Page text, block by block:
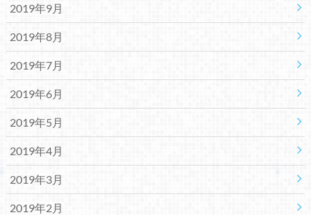
2019年9月
2019年8月
2019年7月
2019年6月
2019年5月
2019年4月
2019年3月
2019年2月